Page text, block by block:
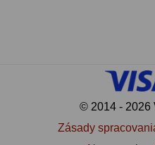
Fotografické montáže5
Statívy a piliere3
Tubusové kruhy 10
© 2014 - 2026
Zásady